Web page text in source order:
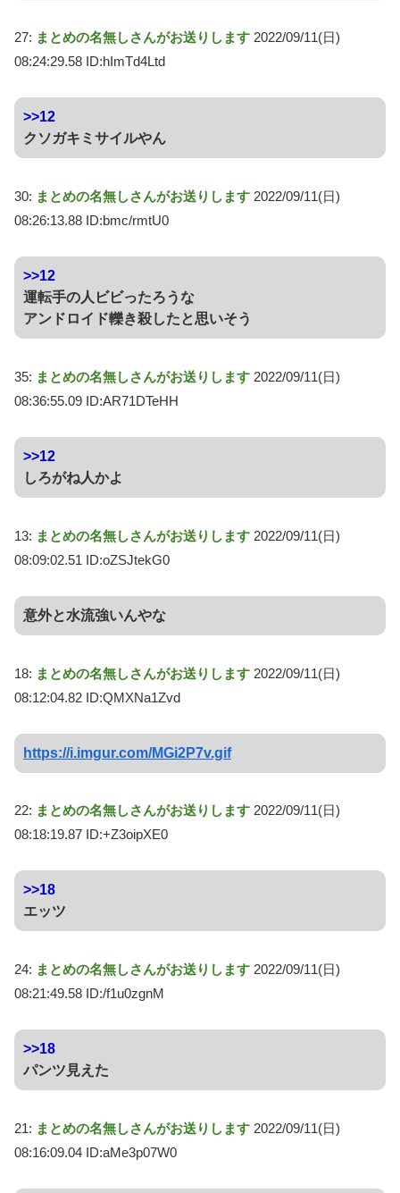
27: まとめの名無しさんがお送りします 2022/09/11(日)
08:24:29.58 ID:hImTd4Ltd
>>12
クソガキミサイルやん
30: まとめの名無しさんがお送りします 2022/09/11(日)
08:26:13.88 ID:bmc/rmtU0
>>12
運転手の人ビビったろうな
アンドロイド轢き殺したと思いそう
35: まとめの名無しさんがお送りします 2022/09/11(日)
08:36:55.09 ID:AR71DTeHH
>>12
しろがね人かよ
13: まとめの名無しさんがお送りします 2022/09/11(日)
08:09:02.51 ID:oZSJtekG0
意外と水流強いんやな
18: まとめの名無しさんがお送りします 2022/09/11(日)
08:12:04.82 ID:QMXNa1Zvd
https://i.imgur.com/MGi2P7v.gif
22: まとめの名無しさんがお送りします 2022/09/11(日)
08:18:19.87 ID:+Z3oipXE0
>>18
エッツ
24: まとめの名無しさんがお送りします 2022/09/11(日)
08:21:49.58 ID:/f1u0zgnM
>>18
パンツ見えた
21: まとめの名無しさんがお送りします 2022/09/11(日)
08:16:09.04 ID:aMe3p07W0